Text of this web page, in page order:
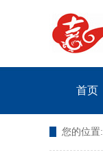
首页
您的位置: